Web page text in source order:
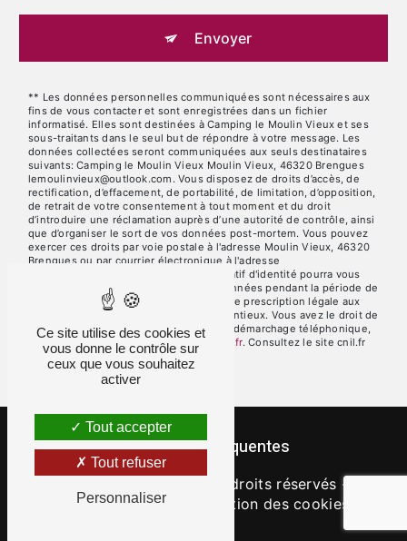
Envoyer
** Les données personnelles communiquées sont nécessaires aux
fins de vous contacter et sont enregistrées dans un fichier
informatisé. Elles sont destinées à Camping le Moulin Vieux et ses
sous-traitants dans le seul but de répondre à votre message. Les
données collectées seront communiquées aux seuls destinataires
suivants: Camping le Moulin Vieux Moulin Vieux, 46320 Brengues
lemoulinvieux@outlook.com. Vous disposez de droits d’accès, de
rectification, d’effacement, de portabilité, de limitation, d’opposition,
de retrait de votre consentement à tout moment et du droit
d’introduire une réclamation auprès d’une autorité de contrôle, ainsi
que d’organiser le sort de vos données post-mortem. Vous pouvez
exercer ces droits par voie postale à l'adresse Moulin Vieux, 46320
Brengues ou par courrier électronique à l'adresse
lemoulinvieux@outlook.com. Un justificatif d'identité pourra vous
être demandé. Nous conservons vos données pendant la période de
prise de contact puis pendant la durée de prescription légale aux
fins probatoires et de gestion des contentieux. Vous avez le droit de
vous inscrire sur la liste d'opposition au démarchage téléphonique,
disponible à cette adresse:
Bloctel.gouv.fr. Consultez le site cnil.fr
pour plus d’informations sur vos droits.
Recherches fréquentes
- 2026 - Tous droits réservés -
Mentions légales
Gestion des cookies
Ce site utilise des cookies et
vous donne le contrôle sur
ceux que vous souhaitez
activer
Tout accepter
Tout refuser
Personnaliser